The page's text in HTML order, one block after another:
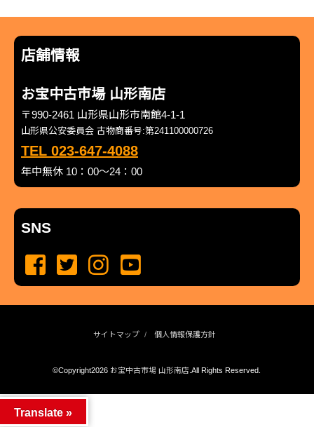
店舗情報
お宝中古市場 山形南店
〒990-2461 山形県山形市南館4-1-1
山形県公安委員会 古物商番号:第241100000726
TEL 023-647-4088
年中無休 10：00～24：00
SNS
サイトマップ 個人情報保護方針
©Copyright2026 お宝中古市場 山形南店 .All Rights Reserved.
Translate »